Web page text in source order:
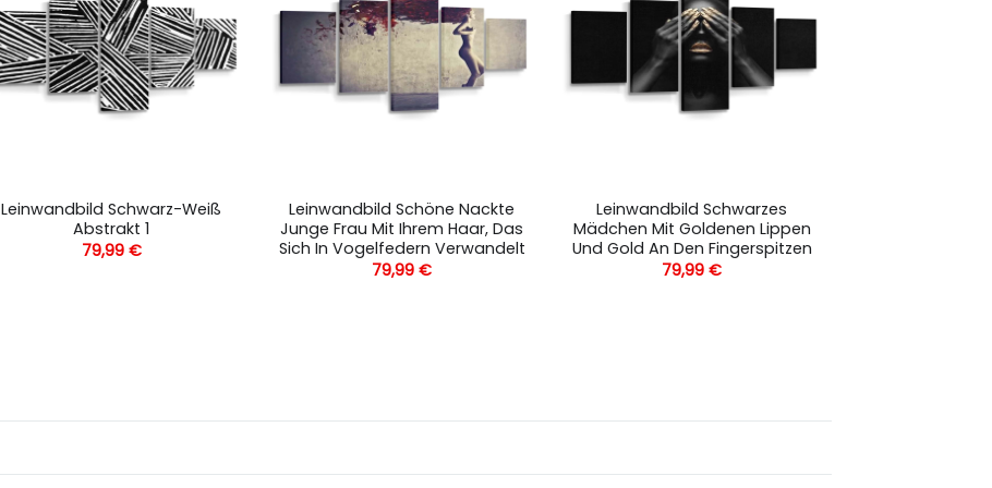
Leinwandbild Schwarz-Weiß
Abstrakt 1
79,99 €
Leinwandbild Schöne Nackte
Junge Frau Mit Ihrem Haar, Das
Sich In Vogelfedern Verwandelt
79,99€
Leinwandbild Schwarzes
Mädchen Mit Goldenen Lippen
Und Gold An Den Fingerspitzen
79,99€